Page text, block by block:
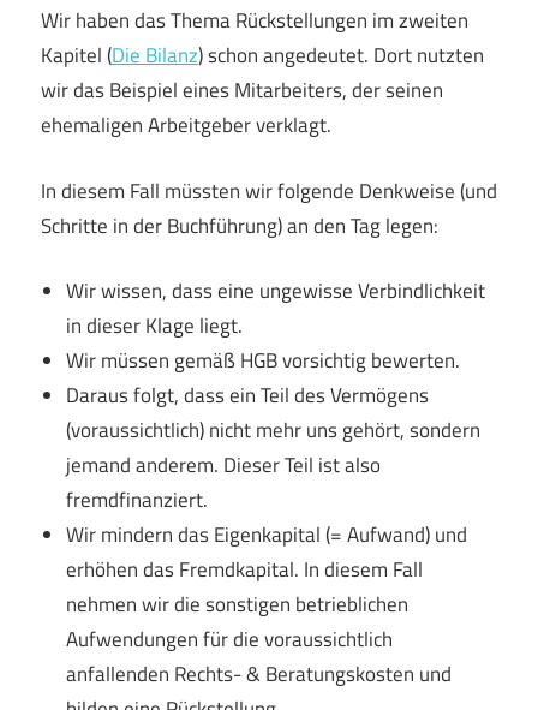
Wir haben das Thema Rückstellungen im zweiten
Kapitel (Die Bilanz) schon angedeutet. Dort nutzten
wir das Beispiel eines Mitarbeiters, der seinen
ehemaligen Arbeitgeber verklagt.
In diesem Fall müssten wir folgende Denkweise (und
Schritte in der Buchführung) an den Tag legen:
Wir wissen, dass eine ungewisse Verbindlichkeit
in dieser Klage liegt.
Wir müssen gemäß HGB vorsichtig bewerten.
Daraus folgt, dass ein Teil des Vermögens
(voraussichtlich) nicht mehr uns gehört, sondern
jemand anderem. Dieser Teil ist also
fremdfinanziert.
Wir mindern das Eigenkapital (= Aufwand) und
erhöhen das Fremdkapital. In diesem Fall
nehmen wir die sonstigen betrieblichen
Aufwendungen für die voraussichtlich
anfallenden Rechts- & Beratungskosten und